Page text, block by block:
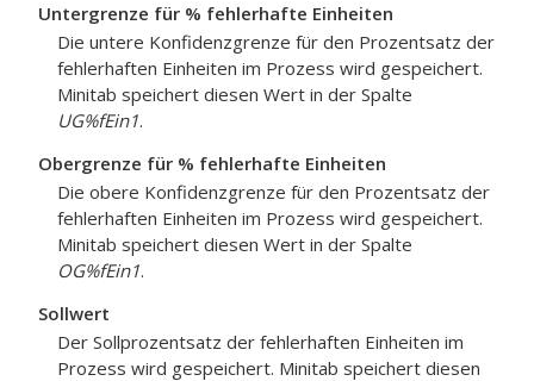
Untergrenze für % fehlerhafte Einheiten
Die untere Konfidenzgrenze für den Prozentsatz der
fehlerhaften Einheiten im Prozess wird gespeichert.
Minitab speichert diesen Wert in der Spalte
UG%fEin1.
Obergrenze für % fehlerhafte Einheiten
Die obere Konfidenzgrenze für den Prozentsatz der
fehlerhaften Einheiten im Prozess wird gespeichert.
Minitab speichert diesen Wert in der Spalte
OG%fEin1.
Sollwert
Der Sollprozentsatz der fehlerhaften Einheiten im
Prozess wird gespeichert. Minitab speichert diesen